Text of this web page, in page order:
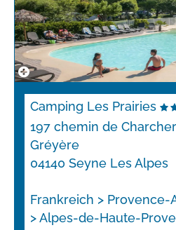
Camping Les Prairies
197 chemin de
Gréyère
04140 Seyne Les Alpes
Frankreich > Provence-
> Alpes-de-Haute-